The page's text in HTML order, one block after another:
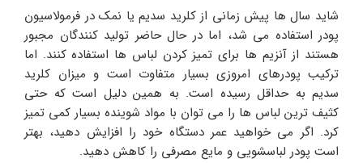
شاید سال ها پیش زمانی از کلرید سدیم یا نمک در فرمولاسیون
پودر استفاده می شد، اما در حال حاضر تولید کنندگان مجبور
هستند از آنزیم ها برای تمیز کردن لباس ها استفاده کنند. اما
ترکیب پودرهای امروزی بسیار متفاوت است و میزان کلرید
سدیم به حداقل رسیده است. به همین دلیل است که حتی
کثیف ترین لباس ها را می توان با مواد شوینده بسیار کمی تمیز
کرد. اگر می خواهید عمر دستگاه خود را افزایش دهید، بهتر
است پودر لباسشویی و مایع مصرفی را کاهش دهید.